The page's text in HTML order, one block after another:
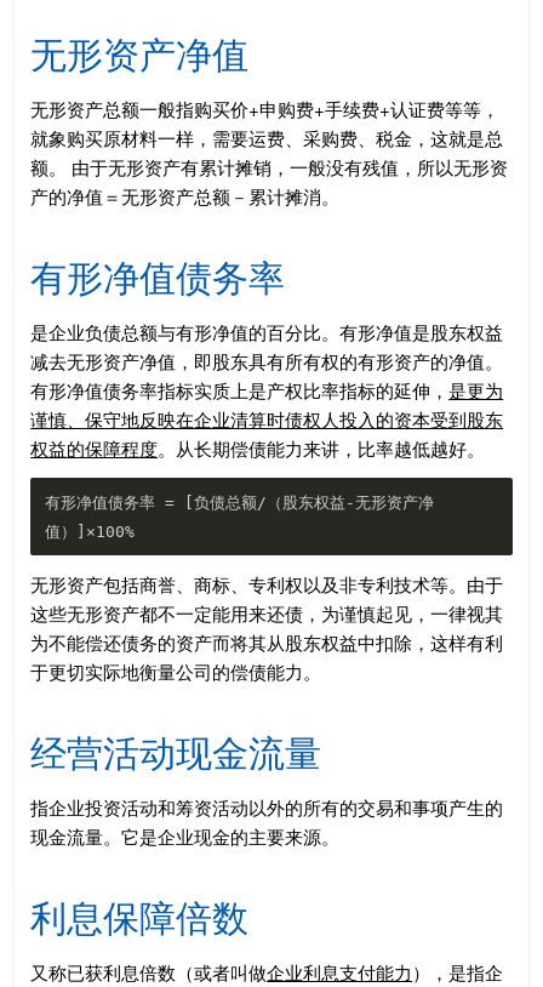
无形资产净值
无形资产总额一般指购买价+申购费+手续费+认证费等等，
就象购买原材料一样，需要运费、采购费、税金，这就是总
额。 由于无形资产有累计摊销，一般没有残值，所以无形资
产的净值＝无形资产总额－累计摊消。
有形净值债务率
是企业负债总额与有形净值的百分比。有形净值是股东权益
减去无形资产净值，即股东具有所有权的有形资产的净值。
有形净值债务率指标实质上是产权比率指标的延伸，是更为
谨慎、保守地反映在企业清算时债权人投入的资本受到股东
权益的保障程度。从长期偿债能力来讲，比率越低越好。
有形净值债务率 = [负债总额/（股东权益-无形资产净
无形资产包括商誉、商标、专利权以及非专利技术等。由于
这些无形资产都不一定能用来还债，为谨慎起见，一律视其
为不能偿还债务的资产而将其从股东权益中扣除，这样有利
于更切实际地衡量公司的偿债能力。
经营活动现金流量
指企业投资活动和筹资活动以外的所有的交易和事项产生的
现金流量。它是企业现金的主要来源。
利息保障倍数
又称已获利息倍数（或者叫做企业利息支付能力），是指企